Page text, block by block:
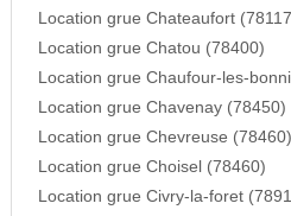
Location grue Chateaufort
Location grue Chatou (78400)
Location grue Chaufour-les-
Location grue Chavenay (78450)
Location grue Chevreuse (78460)
Location grue Choisel (78460)
Location grue Civry-la-foret